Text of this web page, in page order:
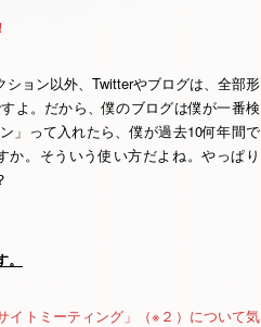
ョン以外、Twitterやブログは、全部形
よ。だから、僕のブログは僕が一番検
」って入れたら、僕が過去10何年間で
。そういう使い方だよね。やっぱり
イトミーティング」（※２）について気